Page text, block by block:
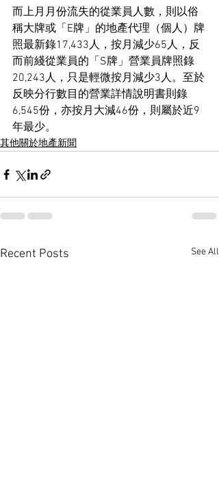
而上月月份流失的從業員人數，則以俗
稱大牌或「E牌」的地產代理（個人）牌
照最新錄17,433人，按月減少65人，反
而前綫從業員的「S牌」營業員牌照錄
20,243人，只是輕微按月減少3人。至於
反映分行數目的營業詳情說明書則錄
6,545份，亦按月大減46份，則屬於近9
年最少。
其他關於地產新聞
Recent Posts See All